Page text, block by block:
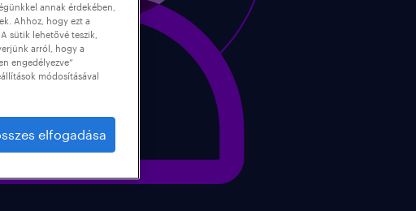
annak érdekében,
Ahhoz, hogy ezt a
sütik lehetővé teszik,
arról, hogy a
engedélyezve”
módosításával
elfogadása